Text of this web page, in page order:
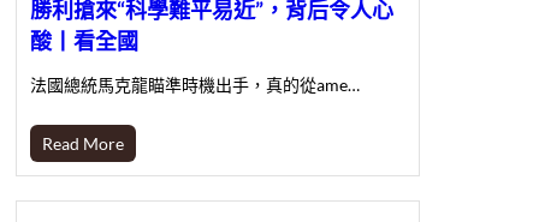
勝利搶來“科學難平易近”，背后令人心
酸丨看全國
法國總統馬克龍瞄準時機出手，真的從ame…
Read More